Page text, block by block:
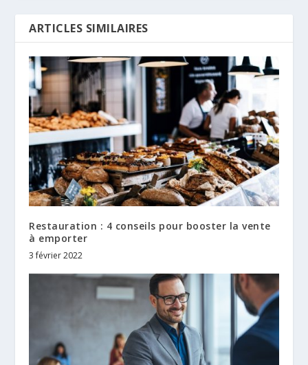
ARTICLES SIMILAIRES
Restauration : 4 conseils pour booster la vente
à emporter
3 février 2022